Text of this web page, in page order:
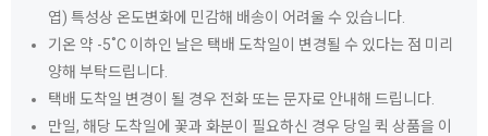
엽) 특성상 온도변화에 민감해 배송이 어려울 수 있습니다.
기온 약 -5˚C 이하인 날은 택배 도착일이 변경될 수 있다는 점 미리
양해 부탁드립니다.
택배 도착일 변경이 될 경우 전화 또는 문자로 안내해 드립니다.
만일, 해당 도착일에 꽃과 화분이 필요하신 경우 당일 퀵 상품을 이